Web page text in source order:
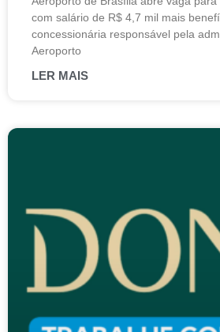
com salário de R$ 4,7 mil mais
concessionária responsável pela
Aeroporto
LER MAIS